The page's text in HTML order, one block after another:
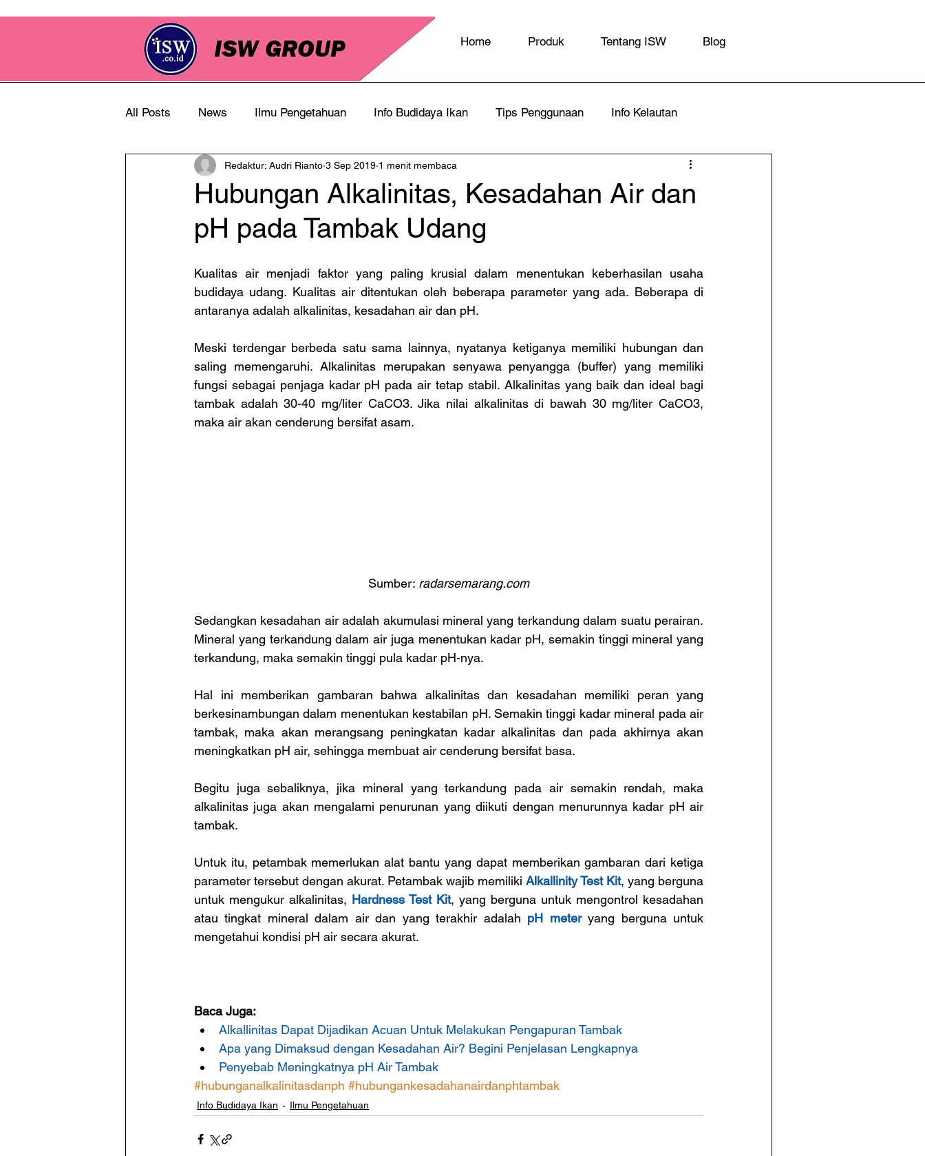
Home Produk Tentang ISW Blog
All Posts News Ilmu Pengetahuan Info Budidaya Ikan Tips Penggunaan Info Kelautan
Info Perkebunan
Hubungan Alkalinitas, Kesadahan Air dan
pH pada Tambak Udang
Redaktur: Audri Rianto 3 Sep 2019 1 menit membaca
Kualitas air menjadi faktor yang paling krusial dalam menentukan keberhasilan usaha
budidaya udang. Kualitas air ditentukan oleh beberapa parameter yang ada. Beberapa di
antaranya adalah alkalinitas, kesadahan air dan pH.
Meski terdengar berbeda satu sama lainnya, nyatanya ketiganya memiliki hubungan dan
saling memengaruhi. Alkalinitas merupakan senyawa penyangga (buffer) yang memiliki
fungsi sebagai penjaga kadar pH pada air tetap stabil. Alkalinitas yang baik dan ideal bagi
tambak adalah 30-40 mg/liter CaCO3. Jika nilai alkalinitas di bawah 30 mg/liter CaCO3,
maka air akan cenderung bersifat asam.
Sumber: radarsemarang.com
Sedangkan kesadahan air adalah akumulasi mineral yang terkandung dalam suatu perairan.
Mineral yang terkandung dalam air juga menentukan kadar pH, semakin tinggi mineral yang
terkandung, maka semakin tinggi pula kadar pH-nya.
Hal ini memberikan gambaran bahwa alkalinitas dan kesadahan memiliki peran yang
berkesinambungan dalam menentukan kestabilan pH. Semakin tinggi kadar mineral pada air
tambak, maka akan merangsang peningkatan kadar alkalinitas dan pada akhirnya akan
meningkatkan pH air, sehingga membuat air cenderung bersifat basa.
Begitu juga sebaliknya, jika mineral yang terkandung pada air semakin rendah, maka
alkalinitas juga akan mengalami penurunan yang diikuti dengan menurunnya kadar pH air
tambak.
Untuk itu, petambak memerlukan alat bantu yang dapat memberikan gambaran dari ketiga
parameter tersebut dengan akurat. Petambak wajib memiliki Alkallinity Test Kit, yang berguna
untuk mengukur alkalinitas, Hardness Test Kit, yang berguna untuk mengontrol kesadahan
atau tingkat mineral dalam air dan yang terakhir adalah pH meter yang berguna untuk
mengetahui kondisi pH air secara akurat.
Baca Juga:
Alkallinitas Dapat Dijadikan Acuan Untuk Melakukan Pengapuran Tambak
Apa yang Dimaksud dengan Kesadahan Air? Begini Penjelasan Lengkapnya
Penyebab Meningkatnya pH Air Tambak
#hubunganalkalinitasdanph #hubungankesadahanairdanphtambak
Info Budidaya Ikan Ilmu Pengetahuan